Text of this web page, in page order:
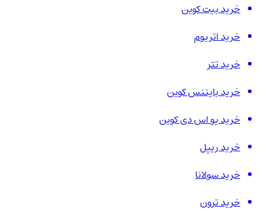
خرید بیت کوین
خرید اتریوم
خرید تتر
خرید بایننس کوین
خرید یو اس دی کوین
خرید ریپل
خرید سولانا
خرید ترون